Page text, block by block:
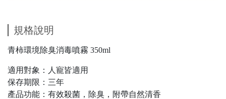
規格說明
青柿環境除臭消毒噴霧 350ml
適用對象：人寵皆適用
保存期限：三年
產品功能：有效殺菌，除臭，附帶自然清香